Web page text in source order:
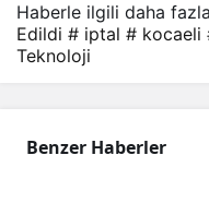
bazı
rleri
Haberle ilgili daha
Edildi # iptal # kocaeli
Teknoloji
Benzer Haberler